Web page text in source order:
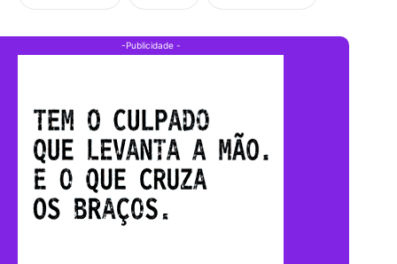
-Publicidade -